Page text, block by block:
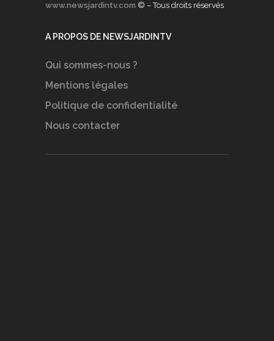
www.newsjardintv.com © – Tous droits réservés
A PROPOS DE NEWSJARDINTV
Qui sommes-nous ?
Mentions légales
Politique de confidentialité
Nous contacter